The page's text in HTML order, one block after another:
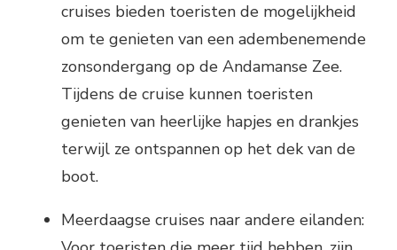
cruises bieden toeristen de mogelijkheid
om te genieten van een adembenemende
zonsondergang op de Andamanse Zee.
Tijdens de cruise kunnen toeristen
genieten van heerlijke hapjes en drankjes
terwijl ze ontspannen op het dek van de
boot.
Meerdaagse cruises naar andere eilanden: